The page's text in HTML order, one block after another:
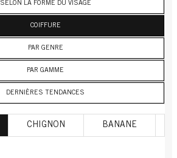
SELON LA FORME DU VISAGE
COIFFURE
PAR GENRE
PAR GAMME
DERNIÈRES TENDANCES
CHIGNON BANANE